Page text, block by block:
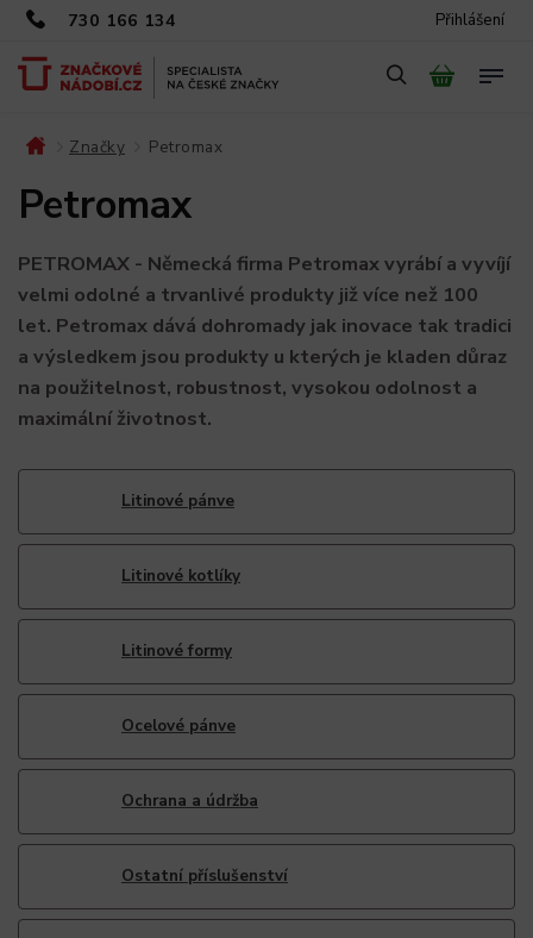
730 166 134 Přihlášení
Značky Petromax
Petromax
PETROMAX - Německá firma Petromax vyrábí a vyvíjí
velmi odolné a trvanlivé produkty již více než 100
let. Petromax dává dohromady jak inovace tak tradici
a výsledkem jsou produkty u kterých je kladen důraz
na použitelnost, robustnost, vysokou odolnost a
maximální životnost.
Litinové pánve
Litinové kotlíky
Litinové formy
Ocelové pánve
Ochrana a údržba
Ostatní příslušenství